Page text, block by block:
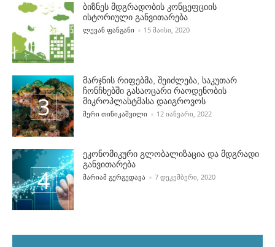
ბიზნეს მდგრადობის კონცეფციის
ისტორიული განვითარება
POSTED BY
ᲚᲔᲕᲐᲜ ᲤᲐᲜᲒᲐᲜᲘ 15 ᲛᲐᲘᲡᲘ, 2020
მარჯნის რიფებმა, შეიძლება, საკუთარ
ჩონჩხებში გასაოცარი რაოდენობის
მიკროპლასტმასა დაიგროვოს
POSTED BY
ᲛᲔᲠᲘ ᲗᲘᲜᲘᲙᲐᲨᲕᲘᲚᲘ 12 ᲘᲐᲜᲕᲐᲠᲘ, 2022
ეკონომიკური გლობალიზაცია და მდგრადი
განვითარება
POSTED BY
ᲛᲐᲠᲘᲐᲛ ᲒᲔᲠᲒᲔᲓᲐᲕᲐ 7 ᲓᲔᲙᲔᲛᲑᲔᲠᲘ, 2020